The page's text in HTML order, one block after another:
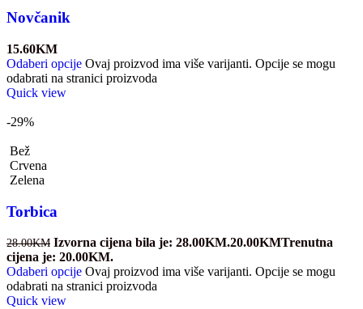
Novčanik
15.60KM
Odaberi opcije Ovaj proizvod ima više varijanti. Opcije se mogu
odabrati na stranici proizvoda
Quick view
-29%
Bež
Crvena
Zelena
Torbica
28.00KM Izvorna cijena bila je: 28.00KM.20.00KMTrenutna
cijena je: 20.00KM.
Odaberi opcije Ovaj proizvod ima više varijanti. Opcije se mogu
odabrati na stranici proizvoda
Quick view